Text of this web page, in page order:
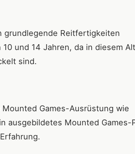
grundlegende Reitfertigkeiten
und 14 Jahren, da in diesem
sind.
Games-Ausrüstung wie
ausgebildetes Mounted Games-